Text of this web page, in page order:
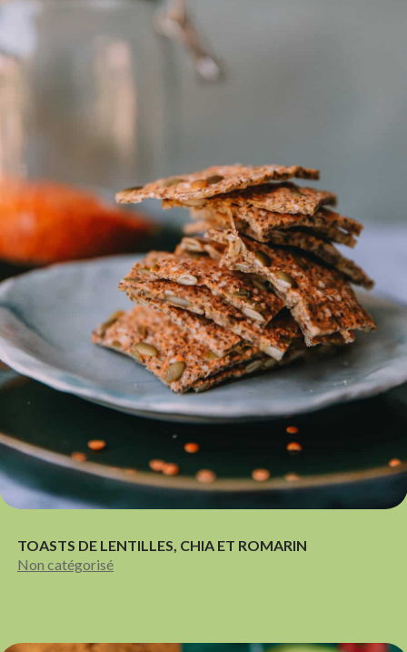
TOASTS DE LENTILLES, CHIA ET ROMARIN
Non catégorisé